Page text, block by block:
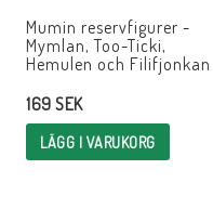
Mumin reservfigurer -
Mymlan, Too-Ticki,
Hemulen och Filifjonkan
169 SEK
LÄGG I VARUKORG